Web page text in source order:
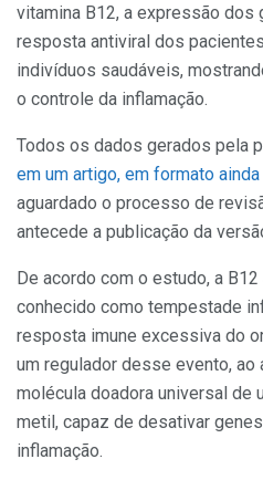
vitamina B12, a expressão dos
resposta antiviral dos
indivíduos saudáveis,
o controle da inflamação.
Todos os dados gerados pela
em um artigo, em formato
aguardado o processo de
antecede a publicação da
De acordo com o estudo, a B12
conhecido como tempestade
resposta imune excessiva do
um regulador desse evento, ao
molécula doadora universal de
metil, capaz de desativar
inflamação.